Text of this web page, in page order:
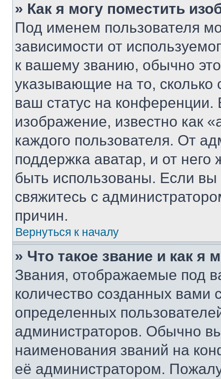
» Как я могу поместить
Под именем пользователя
зависимости от
к вашему званию, обычно это
указывающие на то,
ваш статус на
изображение, известно как
каждого пользователя. От
поддержка аватар, и от него
быть использованы. Если
свяжитесь с
причин.
Вернуться к началу
» Что такое звание и как я
Звания, отображаемые под
количество созданных
определенных
администраторов. Обычно
наименования званий на
её администратором.